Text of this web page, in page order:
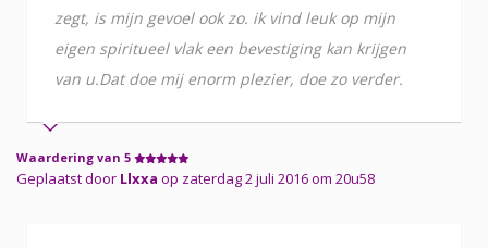
zegt, is mijn gevoel ook zo. ik vind leuk op mijn
eigen spiritueel vlak een bevestiging kan krijgen
van u.Dat doe mij enorm plezier, doe zo verder.
Waardering van 5
Geplaatst door Llxxa op zaterdag 2 juli 2016 om 20u58